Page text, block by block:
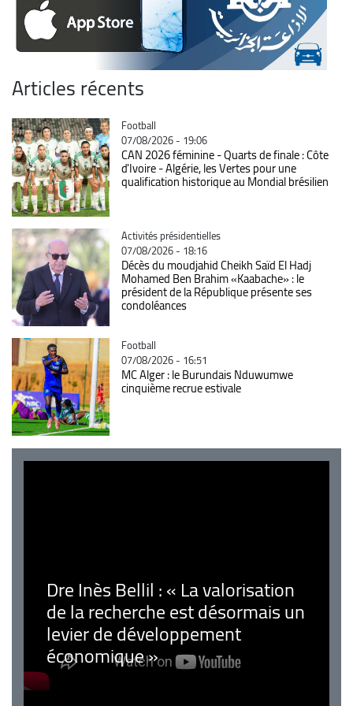
Articles récents
Catégorie
Football
07/08/2026 - 19:06
CAN 2026 féminine - Quarts de finale : Côte
d'Ivoire - Algérie, les Vertes pour une
qualification historique au Mondial brésilien
Catégorie
Activités présidentielles
07/08/2026 - 18:16
Décès du moudjahid Cheikh Saïd El Hadj
Mohamed Ben Brahim «Kaabache» : le
président de la République présente ses
condoléances
Catégorie
Football
07/08/2026 - 16:51
MC Alger : le Burundais Nduwumwe
cinquième recrue estivale
Dre Inès Bellil : « La valorisation
de la recherche est désormais un
levier de développement
économique »